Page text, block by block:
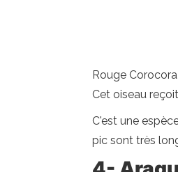
Rouge
Cet oiseau
C'est une
pic sont très